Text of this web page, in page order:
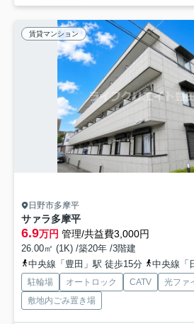
賃貸マンション
日野市多摩平
サァラ多摩平
6.9万円 管理/共益費3,000円
26.00㎡ (1K) /築20年 /3階建
中央線「豊田」駅 徒歩15分
中央線「
駐輪場 オートロック CATV 光ファ
敷地内ごみ置き場